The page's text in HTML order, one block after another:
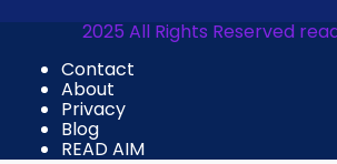
2025 All Rights Reserved
Contact
About
Privacy
Blog
READ AIM